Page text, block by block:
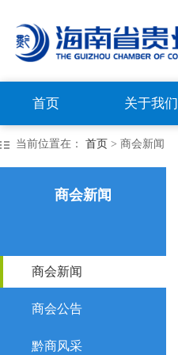
首页 关于我们
当前位置在： 首页 > 商会新闻
商会新闻
商会新闻
商会公告
黔商风采